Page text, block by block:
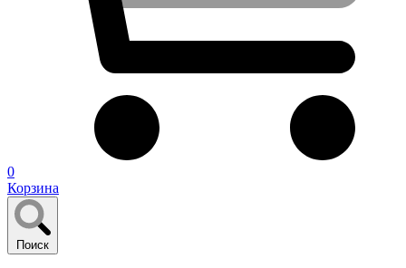
0
Корзина
Поиск